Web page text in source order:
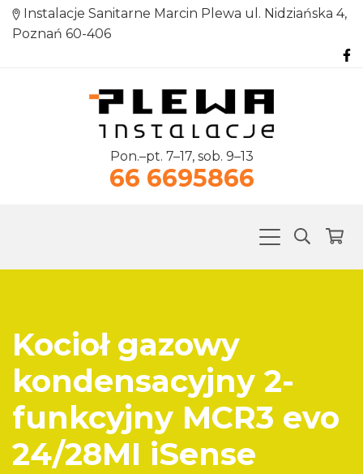
Instalacje Sanitarne Marcin Plewa ul. Nidziańska 4,
Poznań 60-406
Pon.–pt. 7–17, sob. 9–13
66 6695866
Kocioł gazowy
kondensacyjny 2-
funkcyjny MCR3 evo
24/28MI iSense